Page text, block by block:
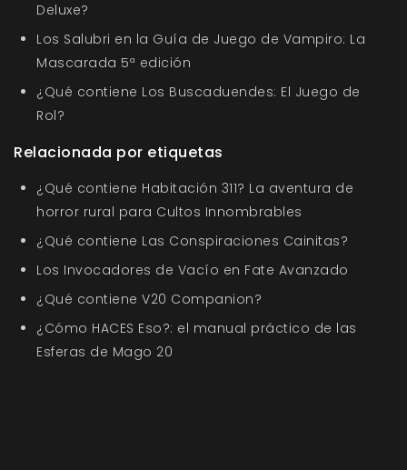
Deluxe?
Los Salubri en la Guía de Juego de Vampiro: La
Mascarada 5ª edición
¿Qué contiene Los Buscaduendes: El Juego de
Rol?
Relacionada por etiquetas
¿Qué contiene Habitación 311? La aventura de
horror rural para Cultos Innombrables
¿Qué contiene Las Conspiraciones Cainitas?
Los Invocadores de Vacío en Fate Avanzado
¿Qué contiene V20 Companion?
¿Cómo HACES Eso?: el manual práctico de las
Esferas de Mago 20